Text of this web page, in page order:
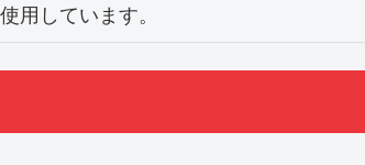
用しています。